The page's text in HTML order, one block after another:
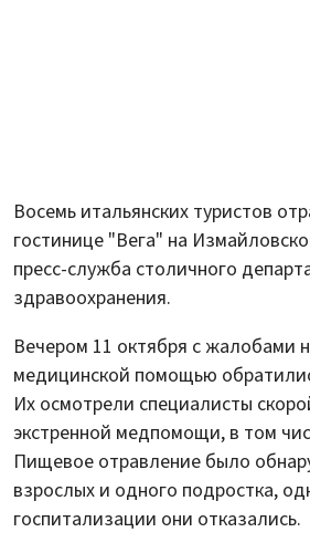
Восемь итальянских туристов
гостинице "Вега" на
пресс-служба столичного
здравоохранения.
Вечером 11 октября с жалобами
медицинской помощью
Их осмотрели специалисты
экстренной медпомощи, в том
Пищевое отравление было
взрослых и одного подростка,
госпитализации они отказались.